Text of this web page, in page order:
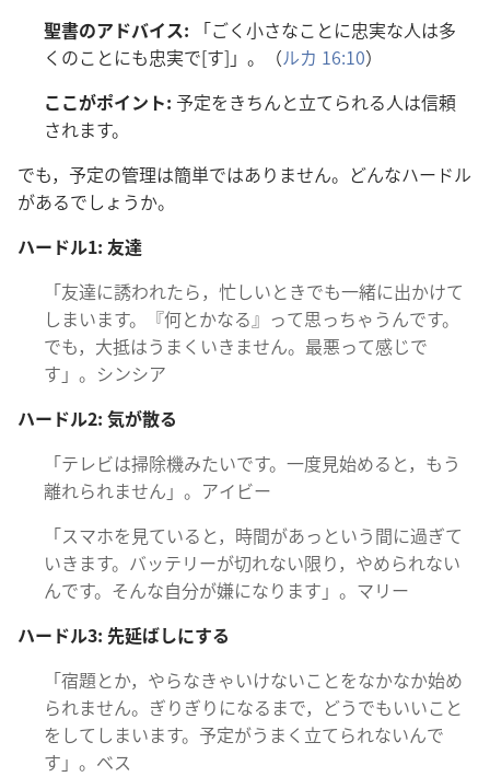
聖書のアドバイス: 「ごく 小さなことに忠実な人は多
くのことにも忠実で[す]」。（ルカ 16:10）
ここがポイント: 予定をきちんと立てられる人は信頼
されます。
でも， 予定の管理は簡単ではありません。どんなハードル
があるでしょうか。
ハードル1: 友達
「友達に誘われたら， 忙しいときでも一緒に出かけて
しまいます。『何とかなる』って思っちゃうんです。
でも， 大抵はうまくいきません。 最悪って感じで
す」。シンシア
ハードル2: 気が散る
「テレビは掃除機みたいです。 一度見始めると，もう
離れられません」。アイビー
「スマホを 見ていると， 時間があっという間に過ぎて
いきます。バッテリーが切れない限り，やめられない
んです。そんな自分が嫌になります」。マリー
ハードル3: 先延ばしにする
「宿題とか，やらなきゃいけないことをなかなか始め
られません。ぎりぎりになるまで，どうでもいいこと
をしてしまいます。 予定がうまく 立てられないんで
す」。ベス